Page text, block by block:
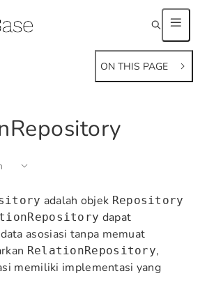
ON THIS PAGE
adalah objek Repository
dapat
asosiasi tanpa memuat
RelationRepository,
memiliki implementasi yang